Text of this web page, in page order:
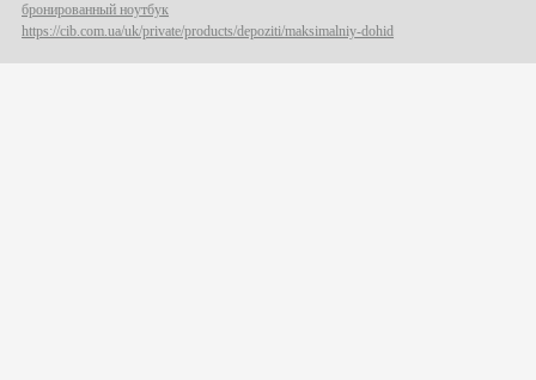
бронированный ноутбук
https://cib.com.ua/uk/private/products/depoziti/maksimalniy-dohid